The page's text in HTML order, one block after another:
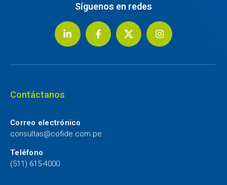
Síguenos en redes
Contáctanos
Correo electrónico
consultas@cofide.com.pe
Teléfono
(511) 615-4000